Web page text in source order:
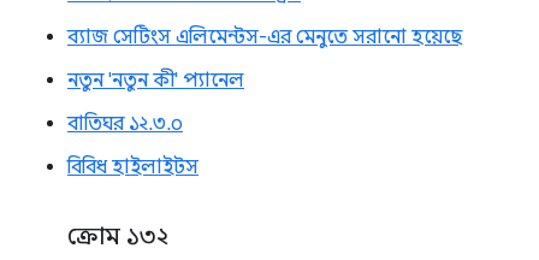
ব্যাজ সেটিংস এলিমেন্টস-এর মেনুতে সরানো হয়েছে
নতুন 'নতুন কী' প্যানেল
বাতিঘর ১২.৩.০
বিবিধ হাইলাইটস
ক্রোম ১৩২